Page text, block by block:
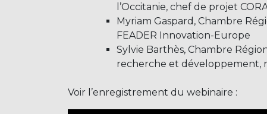
l’Occitanie, chef de projet
Myriam Gaspard, Chambre
FEADER Innovation-Europe
Sylvie Barthès, Chambre
recherche et développement,
Voir l’enregistrement du webinaire :